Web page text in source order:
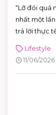
“Lỡ đói quá
nhất một
trả lời thực
Lifestyle
11/06/2026